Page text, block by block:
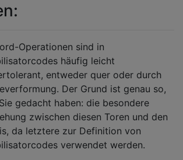
Operationen sind in
häufig leicht
entweder quer oder durch
Der Grund ist genau so,
gedacht haben: die besondere
zwischen diesen Toren und den
da letztere zur Definition von
verwendet werden.